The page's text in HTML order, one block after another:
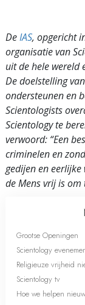
DeIAS, opgericht
organisatie van
uit de hele wereld
De doelstelling
ondersteunen en
Scientologists
Scientology te
verwoord: “Een
criminelen en
gedijen en eerlijke
de Mens vrij is
Grootse Openingen
Scientology
Religieuze vrijheid
Scientology tv
Hoe we helpen